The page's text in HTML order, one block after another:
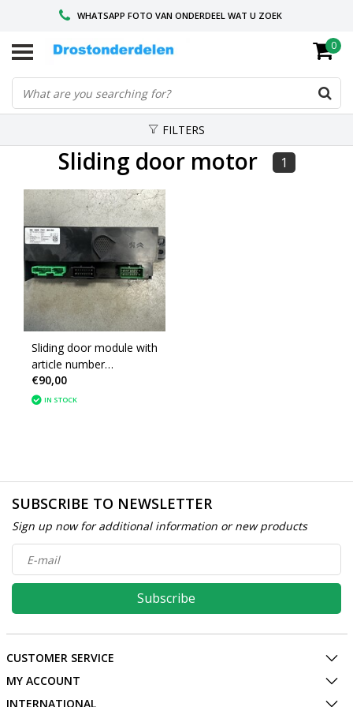
WHATSAPP FOTO VAN ONDERDEEL WAT U ZOEK
VOOR 16.00 BESTELD, VANDAAG VERZONDEN
GESPECIALISEERD PEUGEOT
0
FILTERS
Sliding door motor 1
Sliding door module with
article number
9830678180 Peugeot
Expert
€90,00
IN STOCK
SUBSCRIBE TO NEWSLETTER
Sign up now for additional information or new products
Subscribe
CUSTOMER SERVICE
MY ACCOUNT
INTERNATIONAL